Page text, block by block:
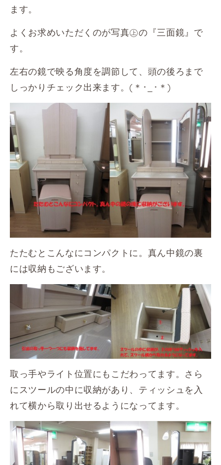
ます。
よくお求めいただくのが写真㊤の『三面鏡』で
す。
左右の鏡で映る角度を調節して、頭の後ろまで
しっかりチェック出来ます。(＊･_･＊)
たたむとこんなにコンパクトに。真ん中鏡の裏
には収納もございます。
取っ手やライト位置にもこだわってます。さら
にスツールの中に収納があり、ティッシュを入
れて横から取り出せるようになってます。